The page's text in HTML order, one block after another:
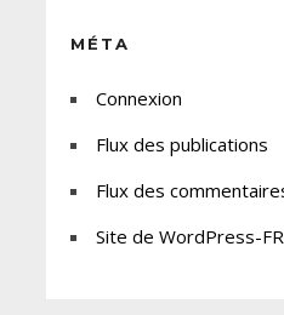
MÉTA
Connexion
Flux des publications
Flux des
Site de WordPress-FR